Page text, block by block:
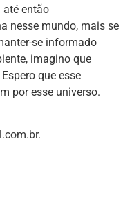
até então
nesse mundo, mais se
se informado
imagino que
que esse
por esse universo.
.